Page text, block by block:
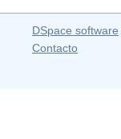
DSpace software
Contacto